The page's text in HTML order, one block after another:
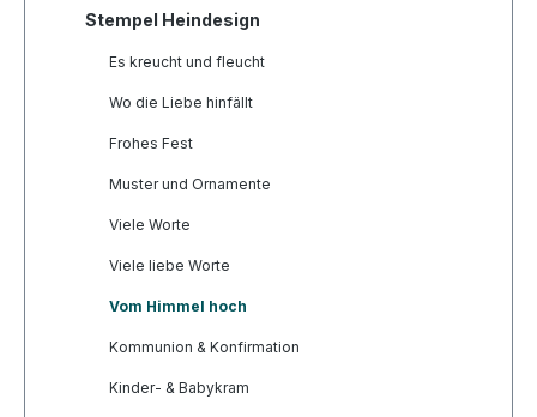
Stempel Heindesign
Es kreucht und fleucht
Wo die Liebe hinfällt
Frohes Fest
Muster und Ornamente
Viele Worte
Viele liebe Worte
Vom Himmel hoch
Kommunion & Konfirmation
Kinder- & Babykram